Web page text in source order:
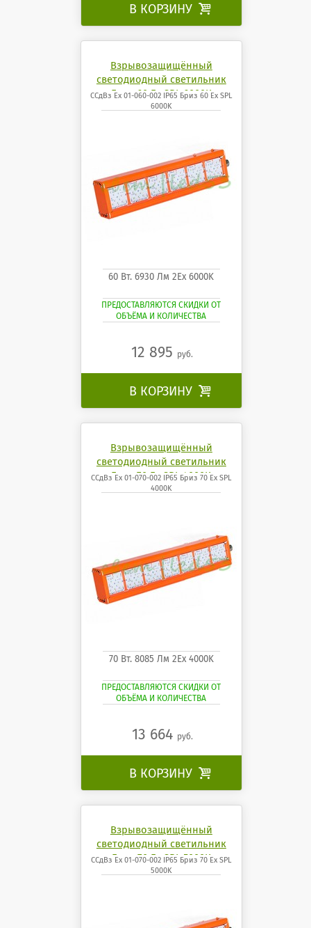
В КОРЗИНУ 
Взрывозащищённый
светодиодный светильник
Бриз 60 Ех SPL 6000K
ССдВз Ех 01-060-002 IP65 Бриз 60 Ех SPL
6000K
60 Вт. 6930 Лм 2Ех 6000K
ПРЕДОСТАВЛЯЮТСЯ СКИДКИ ОТ
ОБЪЁМА И КОЛИЧЕСТВА
12 895 руб.
В КОРЗИНУ 
Взрывозащищённый
светодиодный светильник
Бриз 70 Ех SPL 4000K
ССдВз Ех 01-070-002 IP65 Бриз 70 Ех SPL
4000K
70 Вт. 8085 Лм 2Ех 4000K
ПРЕДОСТАВЛЯЮТСЯ СКИДКИ ОТ
ОБЪЁМА И КОЛИЧЕСТВА
13 664 руб.
В КОРЗИНУ 
Взрывозащищённый
светодиодный светильник
Бриз 70 Ех SPL 5000K
ССдВз Ех 01-070-002 IP65 Бриз 70 Ех SPL
5000K